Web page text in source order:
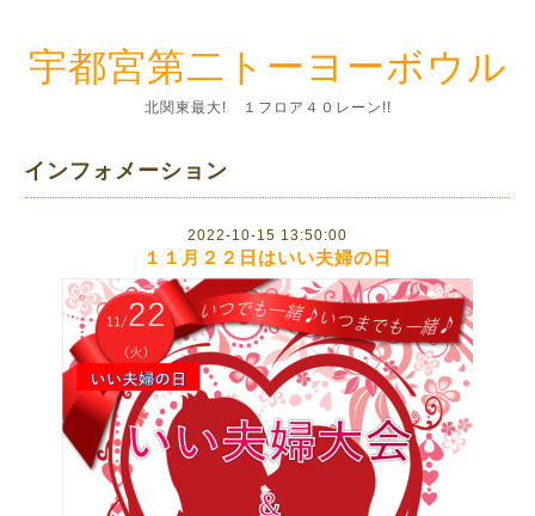
宇都宮第二トーヨーボウル
北関東最大! １フロア４０レーン!!
インフォメーション
2022-10-15 13:50:00
１１月２２日はいい夫婦の日